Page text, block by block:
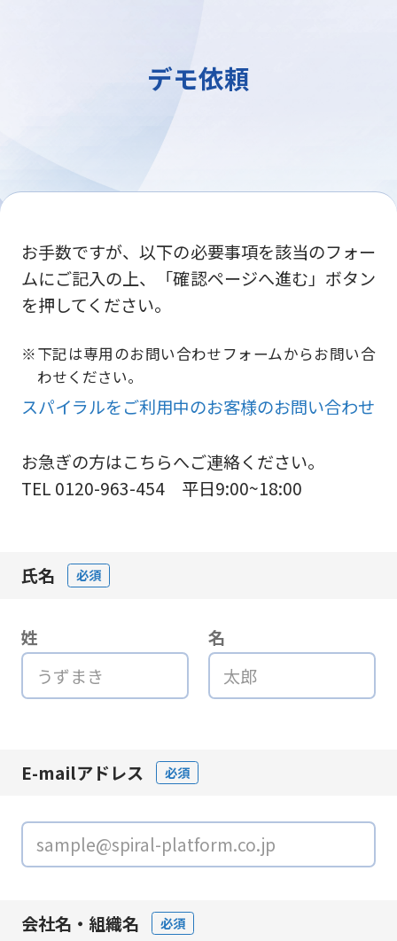
デモ依頼
お手数ですが、以下の必要事項を該当のフォー
ムにご記入の上、「確認ページへ進む」ボタン
を押してください。
下記は専用のお問い合わせフォームからお問い合
わせください。
スパイラルをご利用中のお客様のお問い合わせ
お急ぎの方はこちらへご連絡ください。
TEL 0120-963-454 平日9:00~18:00
氏名 必須
姓 名
E-mailアドレス 必須
会社名・組織名 必須